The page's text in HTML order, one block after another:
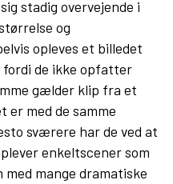
stadig overvejende i
og
opleves et billedet
de ikke opfatter
gælder klip fra et
er med de samme
sværere har de ved at
enkeltscener som
mange dramatiske